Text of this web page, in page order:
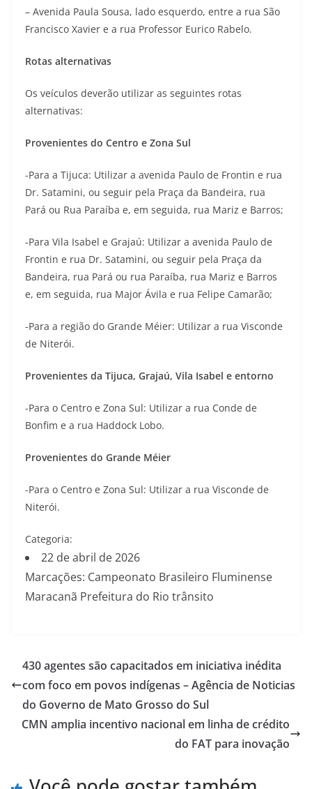
– Avenida Paula Sousa, lado esquerdo, entre a rua São
Francisco Xavier e a rua Professor Eurico Rabelo.
Rotas alternativas
Os veículos deverão utilizar as seguintes rotas
alternativas:
Provenientes do Centro e Zona Sul
-Para a Tijuca: Utilizar a avenida Paulo de Frontin e rua
Dr. Satamini, ou seguir pela Praça da Bandeira, rua
Pará ou Rua Paraíba e, em seguida, rua Mariz e Barros;
-Para Vila Isabel e Grajaú: Utilizar a avenida Paulo de
Frontin e rua Dr. Satamini, ou seguir pela Praça da
Bandeira, rua Pará ou rua Paraíba, rua Mariz e Barros
e, em seguida, rua Major Ávila e rua Felipe Camarão;
-Para a região do Grande Méier: Utilizar a rua Visconde
de Niterói.
Provenientes da Tijuca, Grajaú, Vila Isabel e entorno
-Para o Centro e Zona Sul: Utilizar a rua Conde de
Bonfim e a rua Haddock Lobo.
Provenientes do Grande Méier
-Para o Centro e Zona Sul: Utilizar a rua Visconde de
Niterói.
Categoria:
22 de abril de 2026
Marcações: Campeonato Brasileiro Fluminense
Maracanã Prefeitura do Rio trânsito
430 agentes são capacitados em iniciativa inédita
com foco em povos indígenas – Agência de Noticias
do Governo de Mato Grosso do Sul
CMN amplia incentivo nacional em linha de crédito
do FAT para inovação